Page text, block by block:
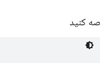
کنید